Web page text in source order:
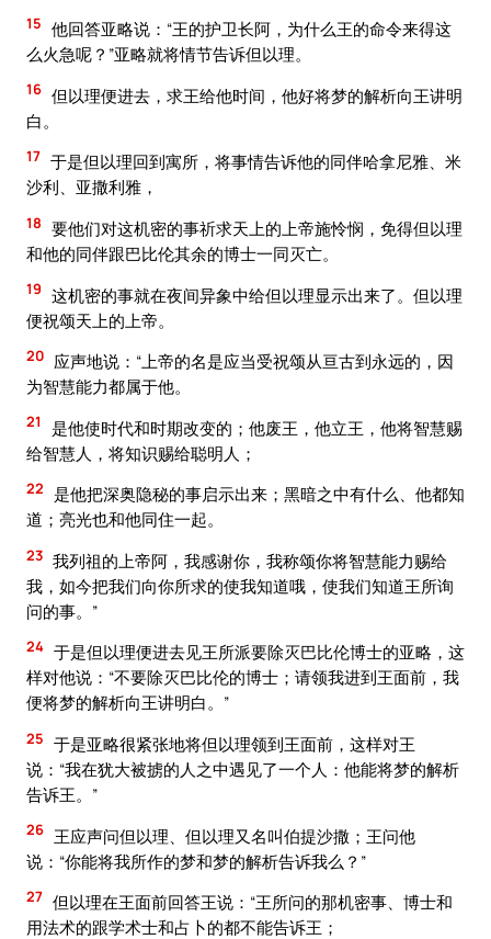
15 他回答亚略说：“王的护卫长阿，为什么王的命令来得这
么火急呢？”亚略就将情节告诉但以理。
16 但以理便进去，求王给他时间，他好将梦的解析向王讲明
白。
17 于是但以理回到寓所，将事情告诉他的同伴哈拿尼雅、米
沙利、亚撒利雅，
18 要他们对这机密的事祈求天上的上帝施怜悯，免得但以理
和他的同伴跟巴比伦其余的博士一同灭亡。
19 这机密的事就在夜间异象中给但以理显示出来了。但以理
便祝颂天上的上帝。
20 应声地说：“上帝的名是应当受祝颂从亘古到永远的，因
为智慧能力都属于他。
21
是他使时代和时期改变的；他废王，他立王，他将智慧赐
给智慧人，将知识赐给聪明人；
22 是他把深奥隐秘的事启示出来；黑暗之中有什么、他都知
道；亮光也和他同住一起。
23 我列祖的上帝阿，我感谢你，我称颂你将智慧能力赐给
我，如今把我们向你所求的使我知道哦，使我们知道王所询
问的事。”
24 于是但以理便进去见王所派要除灭巴比伦博士的亚略，这
样对他说：“不要除灭巴比伦的博士；请领我进到王面前，我
便将梦的解析向王讲明白。”
25 于是亚略很紧张地将但以理领到王面前，这样对王
说：“我在犹大被掳的人之中遇见了一个人：他能将梦的解析
告诉王。”
26 王应声问但以理、但以理又名叫伯提沙撒；王问他
说：“你能将我所作的梦和梦的解析告诉我么？”
27 但以理在王面前回答王说：“王所问的那机密事、博士和
用法术的跟学术士和占卜的都不能告诉王；